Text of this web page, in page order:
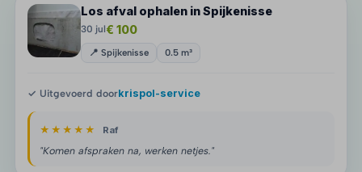
Los afval ophalen in Spijkenisse
30 jul€ 100
📍 Spijkenisse 0.5 m³
✓ Uitgevoerd doorkrispol-service
★★★★★ Raf
"Komen afspraken na, werken netjes."